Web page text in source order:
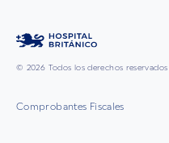
© 2026 Todos los derechos reservados
Comprobantes Fiscales